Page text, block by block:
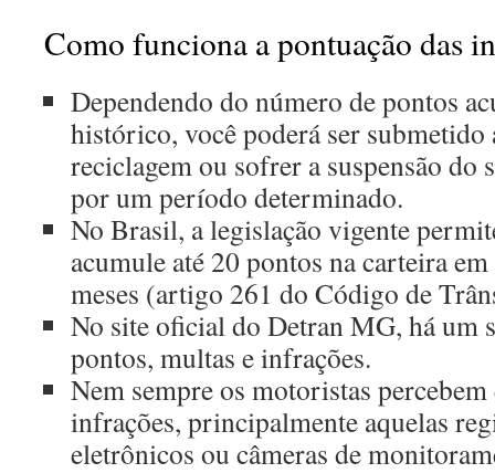
Como funciona a pontuação das
Dependendo do número de pontos
histórico, você poderá ser submetido
reciclagem ou sofrer a suspensão
por um período determinado.
No Brasil, a legislação vigente
acumule até 20 pontos na carteira
meses (artigo 261 do Código de
No site oficial do Detran MG, há um
pontos, multas e infrações.
Nem sempre os motoristas
infrações, principalmente aquelas
eletrônicos ou câmeras de